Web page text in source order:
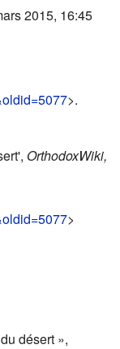
2015, 16:45
>.
OrthodoxWiki,
>
désert »,